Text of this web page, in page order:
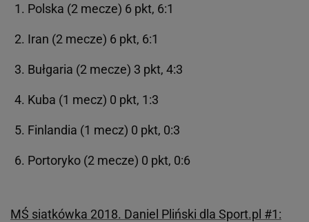
Polska (2 mecze) 6 pkt, 6:1
Iran (2 mecze) 6 pkt, 6:1
Bułgaria (2 mecze) 3 pkt, 4:3
Kuba (1 mecz) 0 pkt, 1:3
Finlandia (1 mecz) 0 pkt, 0:3
Portoryko (2 mecze) 0 pkt, 0:6
MŚ siatkówka 2018. Daniel Pliński dla Sport.pl #1: